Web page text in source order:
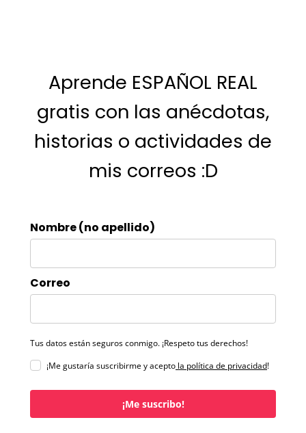
Aprende ESPAÑOL REAL
gratis con las anécdotas,
historias o actividades de
mis correos :D
Nombre (no apellido)
Correo
Tus datos están seguros conmigo. ¡Respeto tus derechos!
¡Me gustaría suscribirme y acepto la política de privacidad!
¡Me suscribo!